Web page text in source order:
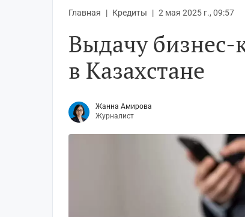
Главная Кредиты 2 мая 2025 г., 09:57
Выдачу
в Казахстане
Жанна Амирова
Журналист